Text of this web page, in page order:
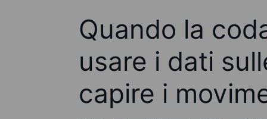
Quando la
usare i dati
capire i